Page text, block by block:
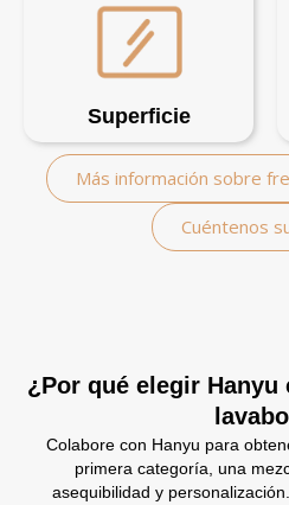
Superficie
Más información sobre
Cuéntenos
¿Por qué elegir
Colabore con Hanyu para
primera categoría, una
asequibilidad y